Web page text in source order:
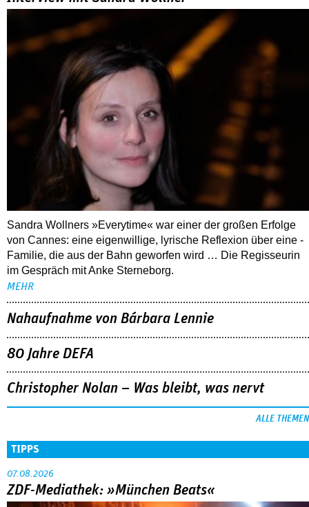
Sandra Wollners »Everytime« war einer der großen Erfolge
von Cannes: eine eigenwillige, lyrische Reflexion über eine ­
Familie, die aus der Bahn geworfen wird … Die Regisseurin
im Gespräch mit Anke Sterneborg.
MEHR
Nahaufnahme von Bárbara Lennie
80 Jahre DEFA
Christopher Nolan – Was bleibt, was nervt
ALLE THEMEN
TIPPS
07.08.2026
ZDF-Mediathek: »München Beats«